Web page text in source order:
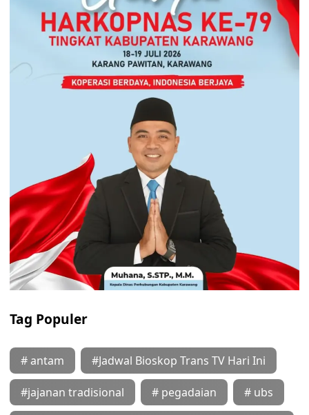
Tag Populer
# antam #Jadwal Bioskop Trans TV Hari Ini
#jajanan tradisional # pegadaian # ubs